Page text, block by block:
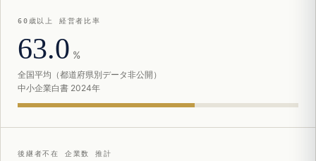
60歳以上 経営者比率
63.0 %
全国平均（都道府県別データ非公開）
中小企業白書 2024年
後継者不在 企業数 推計